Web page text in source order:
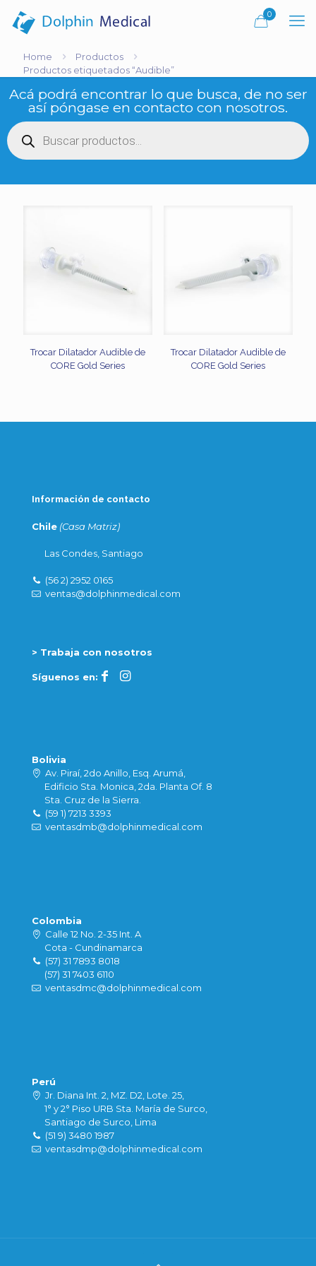
0
Home
Productos
Productos etiquetados “Audible”
Acá podrá encontrar lo que busca, de no ser
así póngase en contacto con nosotros.
Búsqueda
de
productos
Trocar Dilatador Audible de
CORE Gold Series
Trocar Dilatador Audible de
CORE Gold Series
Información de contacto
Chile (Casa Matriz)
Las Condes, Santiago
(56 2) 2952 0165
ventas@dolphinmedical.com
> Trabaja con nosotros
Síguenos en:
Bolivia
Av. Piraí, 2do Anillo, Esq. Arumá,
Edificio Sta. Monica, 2da. Planta Of. 8
Sta. Cruz de la Sierra.
(59 1) 7213 3393
ventasdmb@dolphinmedical.com
Colombia
Calle 12 No. 2-35 Int. A
Cota - Cundinamarca
(57) 31 7893 8018
(57) 31 7403 6110
ventasdmc@dolphinmedical.com
Perú
Jr. Diana Int. 2, MZ. D2, Lote. 25,
1° y 2° Piso URB Sta. María de Surco,
Santiago de Surco, Lima
(51 9) 3480 1987
ventasdmp@dolphinmedical.com